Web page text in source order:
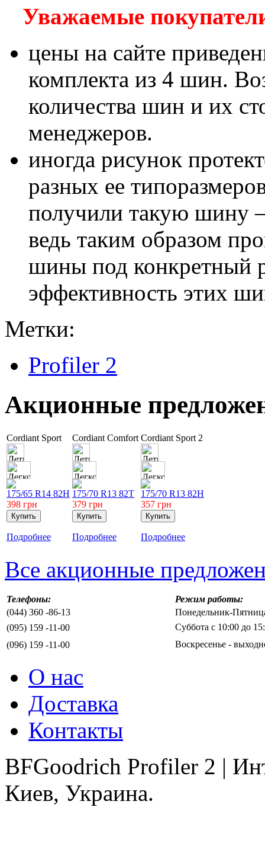
Уважаемые
цены на сайте
комплекта из 4 шин.
количества шин и их
менеджеров.
иногда рисунок
разных ее
получили такую шину
ведь таким образом
шины под конкретный
эффективность этих
Метки:
Profiler 2
Акционные
Cordiant Sport
175/65 R14 82H
398 грн
Подробнее
Cordiant Comfort
175/70 R13 82T
379 грн
Подробнее
Cordiant Sport 2
175/70 R13 82H
357 грн
Подробнее
Все акционные
Телефоны:
Режим работы:
(044) 360 -86-13
Понедельник-
(095) 159 -11-00
Суббота с 10:00 до
(096) 159 -11-00
Воскресенье -
О нас
Доставка
Контакты
BFGoodrich Profiler 2 |
Киев, Украина.